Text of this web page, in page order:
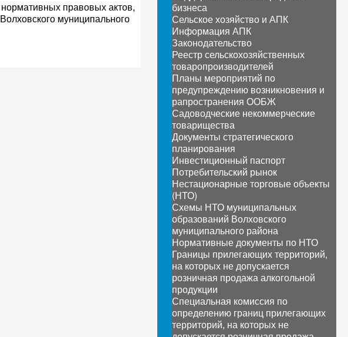
правовых актов,
муниципального
бизнеса
Сельское хозяйство и АПК
Информация АПК
Законодательство
Реестр сельскохозяйственных
товаропроизводителей
Планы мероприятий по
предупреждению возникновения и
рапространения ООБЖ
Садоводческие некоммерческие
товарищества
Документы стратегического
планирования
Инвестиционный паспорт
Потребительский рынок
Нестационарные торговые объекты
(НТО)
Схемы НТО муниципальных
образований Волховского
муниципального района
Нормативные документы по НТО
Границы прилегающих территорий,
на которых не допускается
розничная продажа алкогольной
продукции
Специальная комиссия по
определению границ прилегающих
территорий, на которых не